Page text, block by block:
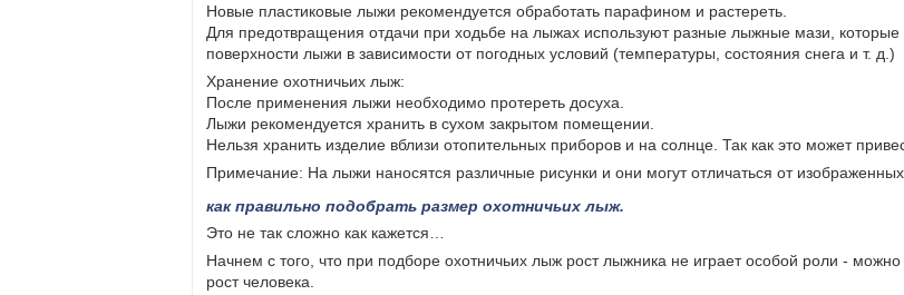
Новые пластиковые лыжи рекомендуется обработать парафином и растереть.
Для предотвращения отдачи при ходьбе на лыжах используют разные лыжные мази,
поверхности лыжи в зависимости от погодных условий (температуры, состояния снега и т. д.)
Хранение охотничьих лыж:
После применения лыжи необходимо протереть досуха.
Лыжи рекомендуется хранить в сухом закрытом помещении.
Нельзя хранить изделие вблизи отопительных приборов и на солнце. Так как это может
Примечание: На лыжи наносятся различные рисунки и они могут отличаться от
как правильно подобрать размер охотничьих лыж.
Это не так сложно как кажется…
Начнем с того, что при подборе охотничьих лыж рост лыжника не играет особой роли -
рост человека.